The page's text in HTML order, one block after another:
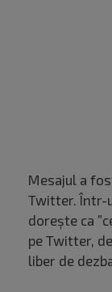
Mesajul a
Twitter. Într-
dorește ca
pe Twitter,
liber de